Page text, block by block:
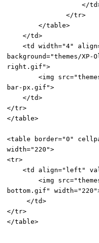
</
</tr>
</table>
</td>
<td width="4"
background="themes/
right.gif">
<img src="themes/
bar-px.gif">
</td>
</tr>
</table>
<table border="0"
width="220">
<tr>
<td align="left"
<img src="themes/
bottom.gif"
</td>
</tr>
</table>